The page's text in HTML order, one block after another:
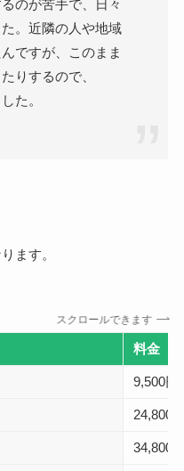
のが苦手で、日々
。近隣の人や地域
ですが、このまま
りするので、
た。
ます。
スクロールできます
料金
9,500円
24,800
34,800